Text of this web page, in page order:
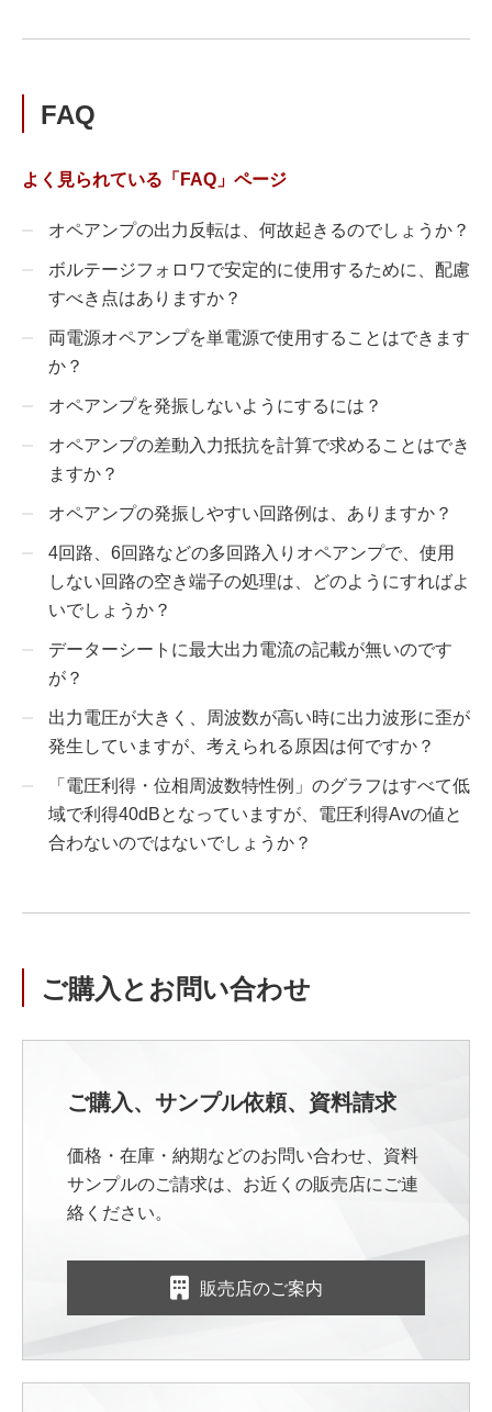
FAQ
よく見られている「FAQ」ページ
オペアンプの出力反転は、何故起きるのでしょうか？
ボルテージフォロワで安定的に使用するために、配慮
すべき点はありますか？
両電源オペアンプを単電源で使用することはできます
か？
オペアンプを発振しないようにするには？
オペアンプの差動入力抵抗を計算で求めることはでき
ますか？
オペアンプの発振しやすい回路例は、ありますか？
4回路、6回路などの多回路入りオペアンプで、使用
しない回路の空き端子の処理は、どのようにすればよ
いでしょうか？
データーシートに最大出力電流の記載が無いのです
が？
出力電圧が大きく、周波数が高い時に出力波形に歪が
発生していますが、考えられる原因は何ですか？
「電圧利得・位相周波数特性例」のグラフはすべて低
域で利得40dBとなっていますが、電圧利得Avの値と
合わないのではないでしょうか？
ご購入とお問い合わせ
ご購入、サンプル依頼、資料請求
価格・在庫・納期などのお問い合わせ、資料
サンプルのご請求は、お近くの販売店にご連
絡ください。
販売店のご案内